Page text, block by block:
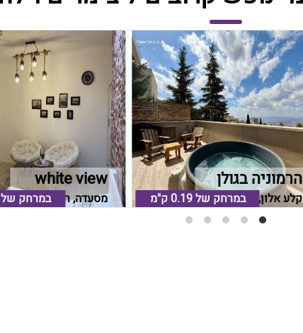
הרמוניה בגולן
קלע אלון, רמת הגולן
במרחק של0.19 ק"מ
white view
מסעדה, רמת הגולן
במרחק של